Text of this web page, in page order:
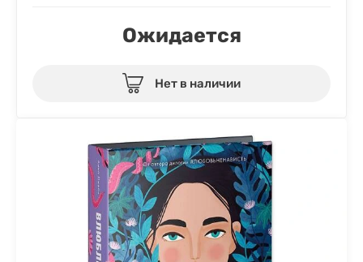
Ожидается
Нет в наличии